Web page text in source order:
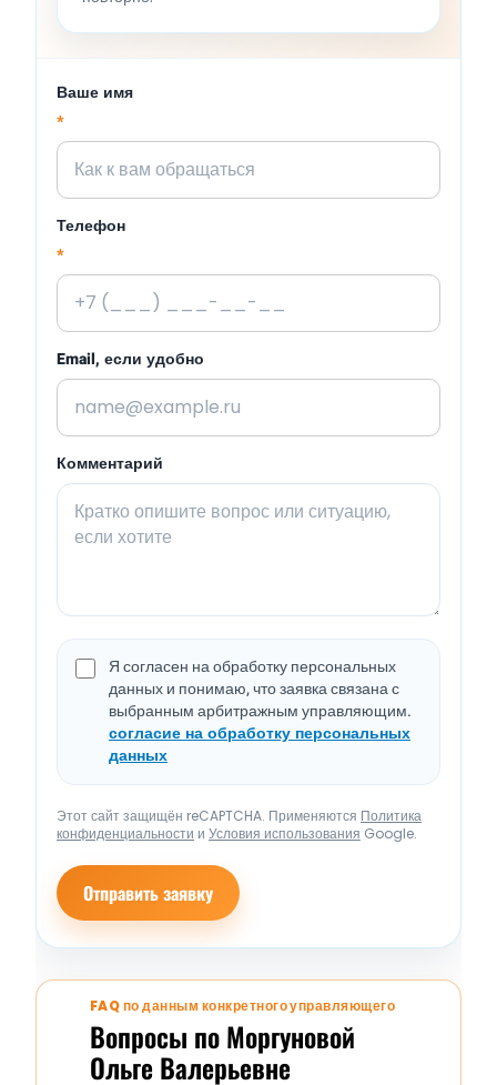
Ваше имя
*
Телефон
*
Email, если удобно
Комментарий
Я согласен на обработку персональных
данных и понимаю, что заявка связана с
выбранным арбитражным управляющим.
согласие на обработку персональных
данных
Этот сайт защищён reCAPTCHA. Применяются Политика
конфиденциальности и Условия использования Google.
Отправить заявку
FAQ по данным конкретного управляющего
Вопросы по Моргуновой
Ольге Валерьевне